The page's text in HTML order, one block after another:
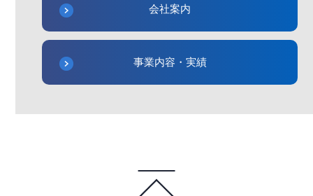
会社案内
事業内容・実績